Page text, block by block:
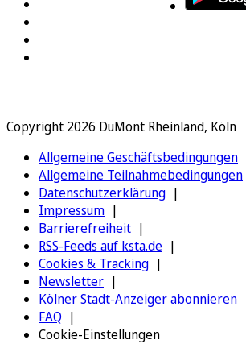
Copyright 2026 DuMont Rheinland, Köln
Allgemeine Geschäftsbedingungen
Allgemeine Teilnahmebedingungen
Datenschutzerklärung
Impressum
Barrierefreiheit
RSS-Feeds auf ksta.de
Cookies & Tracking
Newsletter
Kölner Stadt-Anzeiger abonnieren
FAQ
Cookie-Einstellungen